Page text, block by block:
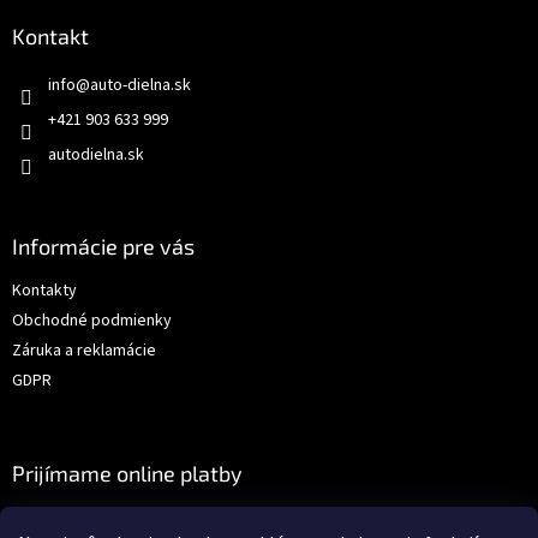
Kontakt
info@auto-dielna.sk
+421 903 633 999
autodielna.sk
Informácie pre vás
Kontakty
Obchodné podmienky
Záruka a reklamácie
GDPR
Prijímame online platby